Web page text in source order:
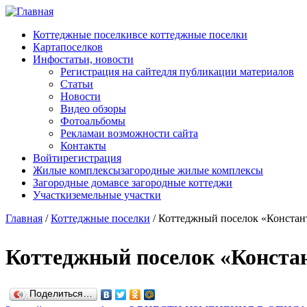
Перейти к основному содержанию
Коттеджные поселкивсе коттеджные поселки
Картапоселков
Инфостатьи, новости
Регистрация на сайтедля публикации материалов
Статьи
Новости
Видео обзоры
Фотоальбомы
Рекламаи возможности сайта
Контакты
Войтирегистрация
Жилые комплексызагородные жилые комплексы
Загородные домавсе загородные коттеджи
Участкиземельные участки
Главная / Коттеджные поселки /Коттеджный поселок
Коттеджный поселок
Поделиться…